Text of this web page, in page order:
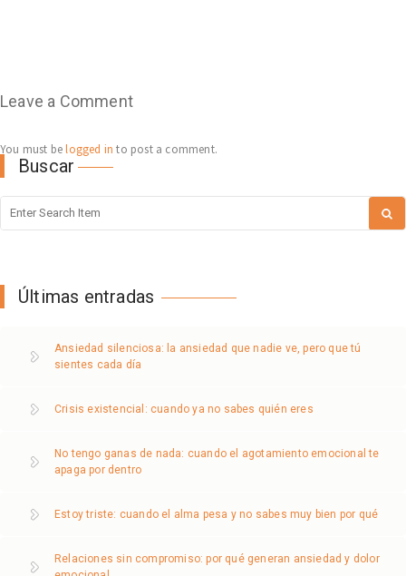
Leave a Comment
You must belogged in to post a comment.
Buscar
Últimas entradas
Ansiedad silenciosa: la ansiedad que nadie ve, pero que tú
sientes cada día
Crisis existencial: cuando ya no sabes quién eres
No tengo ganas de nada: cuando el agotamiento emocional te
apaga por dentro
Estoy triste: cuando el alma pesa y no sabes muy bien por qué
Relaciones sin compromiso: por qué generan ansiedad y dolor